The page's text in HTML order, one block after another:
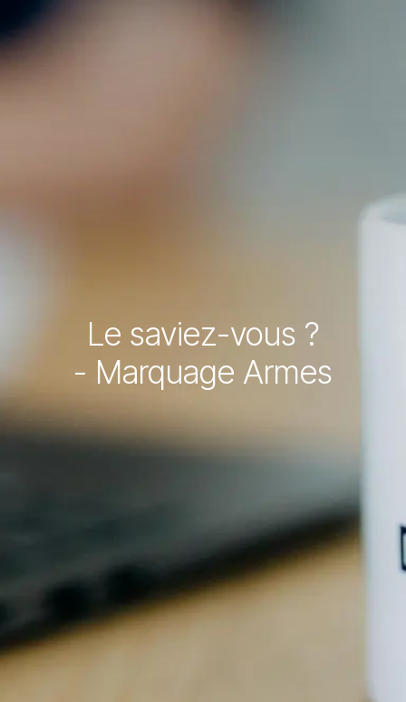
Le saviez-vous ?
- Marquage Armes